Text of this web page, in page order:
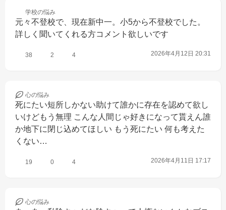
学校の悩み
元々不登校で、現在新中一。小5から不登校でした。
詳しく聞いてくれる方コメント欲しいです
38 2 4 2026年4月12日 20:31
心の悩み
死にたい短所しかない助けて誰かに存在を認めて欲し
いけどもう無理 こんな人間じゃ好きになって貰えん誰
か地下に閉じ込めてほしい もう死にたい 何も考えた
くない…
19 0 4 2026年4月11日 17:17
心の悩み